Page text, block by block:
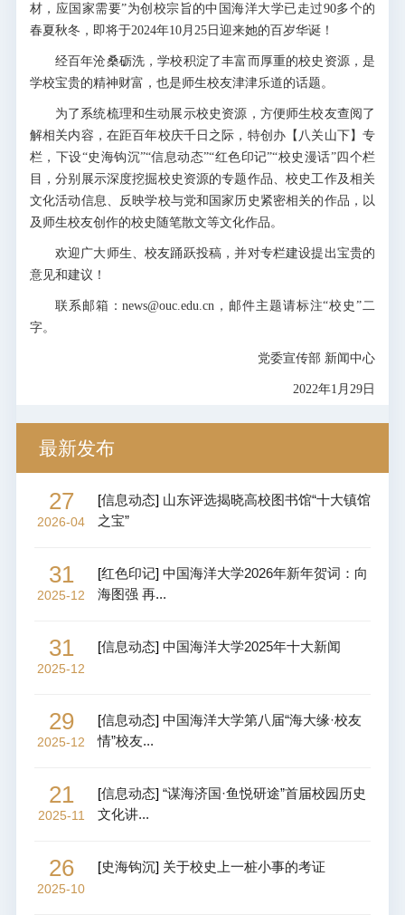
材，应国家需要”为创校宗旨的中国海洋大学已走过90多个的
春夏秋冬，即将于2024年10月25日迎来她的百岁华诞！
经百年沧桑砺洗，学校积淀了丰富而厚重的校史资源，是
学校宝贵的精神财富，也是师生校友津津乐道的话题。
为了系统梳理和生动展示校史资源，方便师生校友查阅了
解相关内容，在距百年校庆千日之际，特创办【八关山下】专
栏，下设“史海钩沉”“信息动态”“红色印记”“校史漫话”四个栏
目，分别展示深度挖掘校史资源的专题作品、校史工作及相关
文化活动信息、反映学校与党和国家历史紧密相关的作品，以
及师生校友创作的校史随笔散文等文化作品。
欢迎广大师生、校友踊跃投稿，并对专栏建设提出宝贵的
意见和建议！
联系邮箱：news@ouc.edu.cn，邮件主题请标注“校史”二
字。
党委宣传部 新闻中心
2022年1月29日
最新发布
27
2026-04
[信息动态] 山东评选揭晓高校图书馆“十大镇馆
之宝”
31
2025-12
[红色印记] 中国海洋大学2026年新年贺词：向
海图强 再...
31
2025-12
[信息动态] 中国海洋大学2025年十大新闻
29
2025-12
[信息动态] 中国海洋大学第八届“海大缘·校友
情”校友...
21
2025-11
[信息动态] “谋海济国·鱼悦研途”首届校园历史
文化讲...
26
2025-10
[史海钩沉] 关于校史上一桩小事的考证